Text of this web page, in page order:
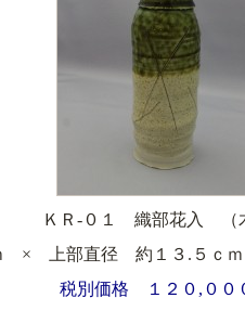
ＫＲ-０１ 織部花入 （
× 上部直径 約１３.５ｃ
税別価格 １２０,００